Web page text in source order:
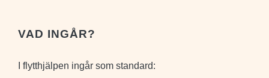
VAD INGÅR?
I flytthjälpen ingår som standard: